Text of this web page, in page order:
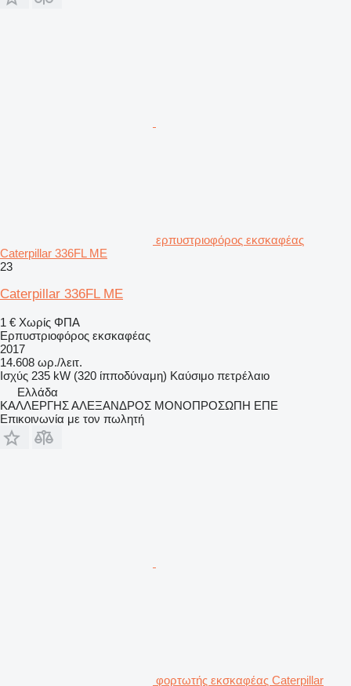
ερπυστριοφόρος εκσκαφέας
Caterpillar 336FL ME
23
Caterpillar 336FL ME
1 € Χωρίς ΦΠΑ
Ερπυστριοφόρος εκσκαφέας
2017
14.608 ωρ./λειτ.
Ισχύς 235 kW (320 ίπποδύναμη) Καύσιμο πετρέλαιο
Ελλάδα
ΚΑΛΛΕΡΓΗΣ ΑΛΕΞΑΝΔΡΟΣ ΜΟΝΟΠΡΟΣΩΠΗ ΕΠΕ
Επικοινωνία με τον πωλητή
φορτωτής εκσκαφέας Caterpillar